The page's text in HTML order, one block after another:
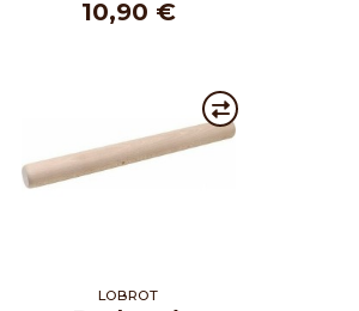
10,90 €
LOBROT